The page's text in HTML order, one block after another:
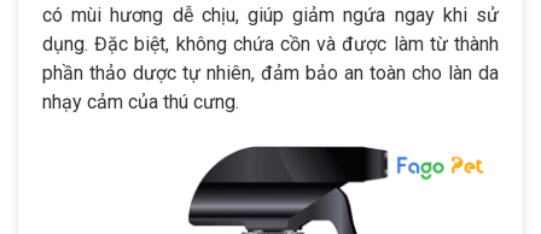
có mùi hương dễ chịu, giúp giảm ngứa ngay khi sử
dụng. Đặc biệt, không chứa cồn và được làm từ thành
phần thảo dược tự nhiên, đảm bảo an toàn cho làn da
nhạy cảm của thú cưng.